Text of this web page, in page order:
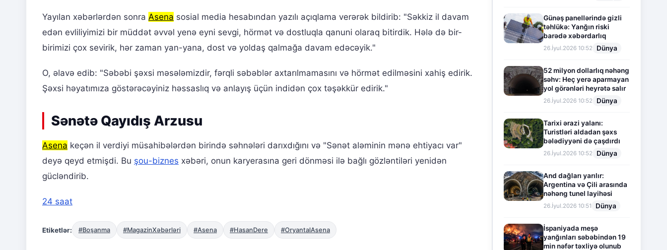
Yayılan xəbərlərdən sonra Asena sosial media hesabından yazılı açıqlama verərək bildirib: "Səkkiz il davam
edən evliliyimizi bir müddət əvvəl yenə eyni sevgi, hörmət və dostluqla qanuni olaraq bitirdik. Hələ də bir-
birimizi çox sevirik, hər zaman yan-yana, dost və yoldaş qalmağa davam edəcəyik."
O, əlavə edib: "Səbəbi şəxsi məsələmizdir, fərqli səbəblər axtarılmamasını və hörmət edilməsini xahiş edirik.
Şəxsi həyatımıza göstərəcəyiniz həssaslıq və anlayış üçün indidən çox təşəkkür edirik."
Sənətə Qayıdış Arzusu
Asena keçən il verdiyi müsahibələrdən birində səhnələri darıxdığını və "Sənət aləminin mənə ehtiyacı var"
deyə qeyd etmişdi. Bu şou-biznes xəbəri, onun karyerasına geri dönməsi ilə bağlı gözləntiləri yenidən
gücləndirib.
24 saat
Etiketlər: #Boşanma #MagazinXəbərləri #Asena #HasanDere #OryantalAsena
Günəş panellərində gizli
təhlükə: Yanğın riski
barədə xəbərdarlıq
26.İyul.2026 10:52 Dünya
52 milyon dollarlıq nəhəng
səhv: Heç yerə aparmayan
yol görənləri heyrətə salır
26.İyul.2026 10:52 Dünya
Tarixi ərazi yalanı:
Turistləri aldadan şəxs
bələdiyyəni də çaşdırdı
26.İyul.2026 10:52 Dünya
And dağları yarılır:
Argentina və Çili arasında
nəhəng tunel layihəsi
26.İyul.2026 10:51 Dünya
İspaniyada meşə
yanğınları səbəbindən 19
min nəfər təxliyə olunub